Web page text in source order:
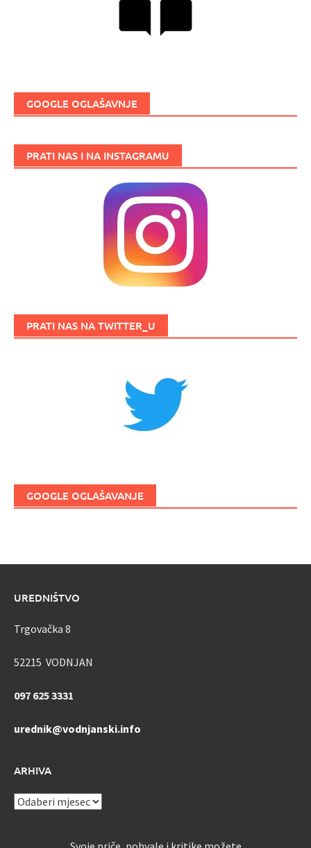
GOOGLE OGLAŠAVNJE
PRATI NAS I NA INSTAGRAMU
PRATI NAS NA TWITTER_U
GOOGLE OGLAŠAVANJE
UREDNIŠTVO
Trgovačka 8
52215 VODNJAN
097 625 3331
urednik@vodnjanski.info
ARHIVA
ARHIVA